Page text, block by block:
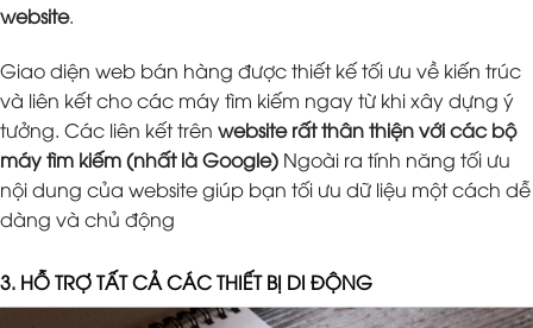
website.
Giao diện web bán hàng được thiết kế tối ưu về kiến trúc
và liên kết cho các máy tìm kiếm ngay từ khi xây dựng ý
tưởng. Các liên kết trên website rất thân thiện với các bộ
máy tìm kiếm (nhất là Google) Ngoài ra tính năng tối ưu
nội dung của website giúp bạn tối ưu dữ liệu một cách dễ
dàng và chủ động
3. HỖ TRỢ TẤT CẢ CÁC THIẾT BỊ DI ĐỘNG